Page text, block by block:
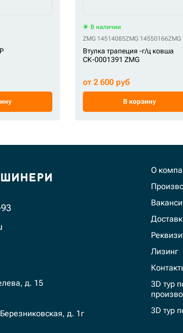
В наличии
ZMG 14514085ZMG 14550166ZMG
Втулка трапеция -г/ц ковша
СК-0001391 ZMG
от 2 600 руб
В корзину
д. 15
д. 1г
О
Лизинг
3D тур
3D тур